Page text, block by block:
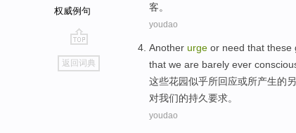
权威例句
go
top
返回词典
客。
youdao
Another urge or need that these
that we are barely ever
这些花园似乎所回应或所产生的
对我们的持久要求。
youdao